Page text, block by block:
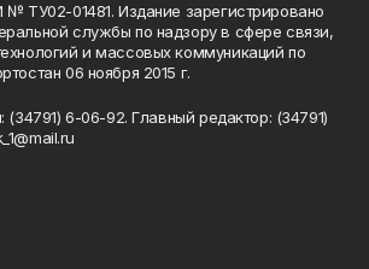
ТУ02-01481. Издание зарегистрировано
службы по надзору в сфере связи,
и массовых коммуникаций по
06 ноября 2015 г.
(34791) 6-06-92. Главный редактор: (34791)